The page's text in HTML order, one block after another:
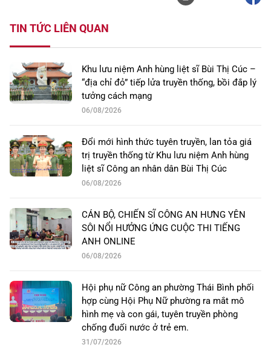
TIN TỨC LIÊN QUAN
Khu lưu niệm Anh hùng liệt sĩ Bùi Thị Cúc –
“địa chỉ đỏ” tiếp lửa truyền thống, bồi đắp lý
tưởng cách mạng
06/08/2026
Đổi mới hình thức tuyên truyền, lan tỏa giá
trị truyền thống từ Khu lưu niệm Anh hùng
liệt sĩ Công an nhân dân Bùi Thị Cúc
06/08/2026
CÁN BỘ, CHIẾN SĨ CÔNG AN HƯNG YÊN
SÔI NỔI HƯỞNG ỨNG CUỘC THI TIẾNG
ANH ONLINE
06/08/2026
Hội phụ nữ Công an phường Thái Bình phối
hợp cùng Hội Phụ Nữ phường ra mắt mô
hình mẹ và con gái, tuyên truyền phòng
chống đuối nước ở trẻ em.
31/07/2026